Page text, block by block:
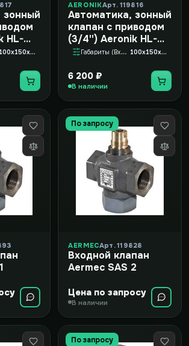
зонный
HL-
100x150x150
AERONIKАрт. 119816
Автоматика, зонный
клапан с приводом
(3/4'') Aeronik HL-
G3-3/4-S2 3х
Габариты (ВxШxГ) 100x150x150
6 200 ₽
В наличии
По запросу
AERMECАрт. 119828
Входной клапан
Aermec SAS 2
Цена по запросу
В наличии
По запросу